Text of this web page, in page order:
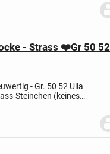
- Strass ❤️Gr 50 52
- Gr. 50 52 Ulla
Steinchen (keines